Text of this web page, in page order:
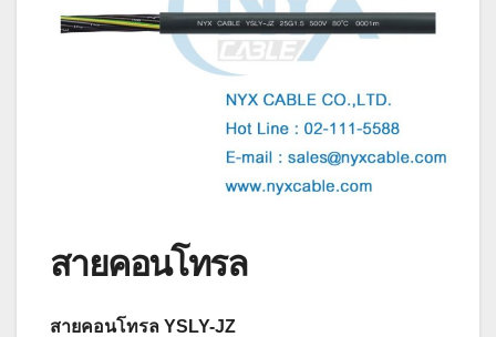
สายคอนโทรล
สายคอนโทรล YSLY-JZ